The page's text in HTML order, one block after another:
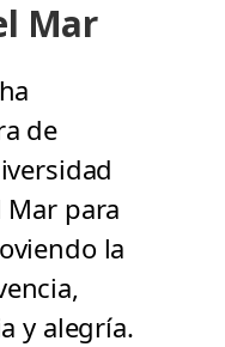
Mar
de
Mar para
la
y alegría.